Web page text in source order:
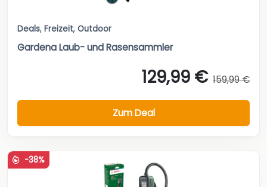
Deals, Freizeit, Outdoor
Gardena Laub- und Rasensammler
129,99 € 159,99 €
Zum Deal
-38%